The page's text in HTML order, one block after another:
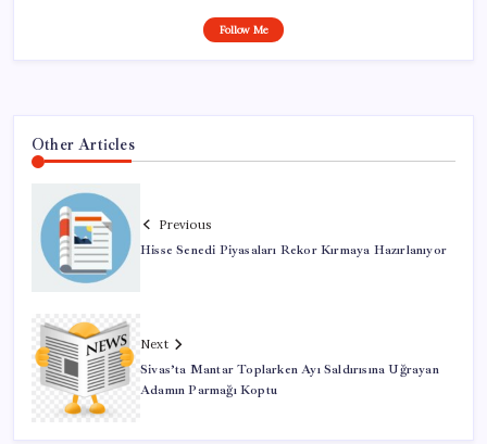
Follow Me
Other Articles
Previous
Hisse Senedi Piyasaları Rekor Kırmaya Hazırlanıyor
Next
Sivas’ta Mantar Toplarken Ayı Saldırısına Uğrayan
Adamın Parmağı Koptu